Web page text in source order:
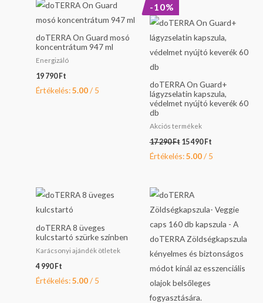
doTERRA On Guard mosó
koncentrátum 947 ml
Energizáló
19 790 Ft
Értékelés:5.00/ 5
-10%
doTERRA On Guard+
lágyzselatin kapszula,
védelmet nyújtó keverék 60
db
Akciós termékek
17 290Ft
was:
290 Ft.
15 490 Ft
is:
490 Ft.
Értékelés:5.00/ 5
doTERRA 8 üveges
kulcstartó szürke színben
Karácsonyi ajándék ötletek
4 990Ft
Értékelés:5.00/ 5